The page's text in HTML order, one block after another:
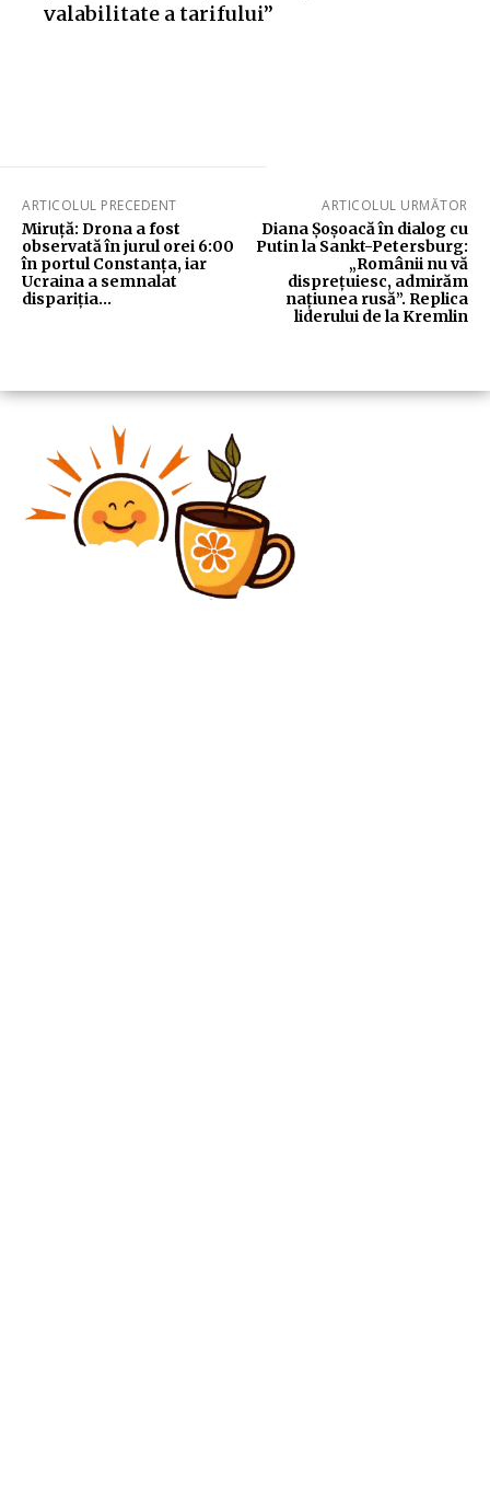
valabilitate a tarifului”
ARTICOLUL PRECEDENT
Miruță: Drona a fost
observată în jurul orei 6:00
în portul Constanța, iar
Ucraina a semnalat
dispariția…
ARTICOLUL URMĂTOR
Diana Șoșoacă în dialog cu
Putin la Sankt-Petersburg:
„Românii nu vă
disprețuiesc, admirăm
națiunea rusă”. Replica
liderului de la Kremlin